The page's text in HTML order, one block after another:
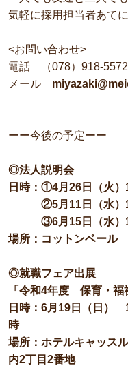
気軽に採用担当者あて
<お問い合わせ>
電話 （078）918-
メール
ーー今後の予定ーー
◎法人説明会
日時：①4月26日（火
②5月11日（水）13
③6月15日（水）13
場所：コットンベール
◎就職フェア出展
「令和4年度 保育・福
日時：6月19日（日）
時
場所：ホテルキャッス
内2丁目2番地